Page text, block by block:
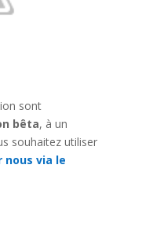
sont
bêta, à un
souhaitez utiliser
via le